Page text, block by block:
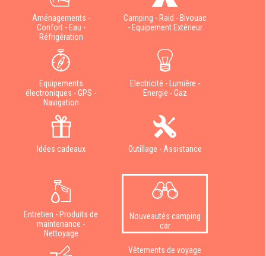
Aménagements -
Confort - Eau -
Réfrigération
Camping - Raid - Bivouac
- Equipement Extérieur
Equipements
électroniques - GPS -
Navigation
Electricité - Lumière -
Energie - Gaz
Idées cadeaux Outillage - Assistance
Entretien - Produits de
maintenance -
Nettoyage
Nouveautés camping
car
Vêtements de voyage